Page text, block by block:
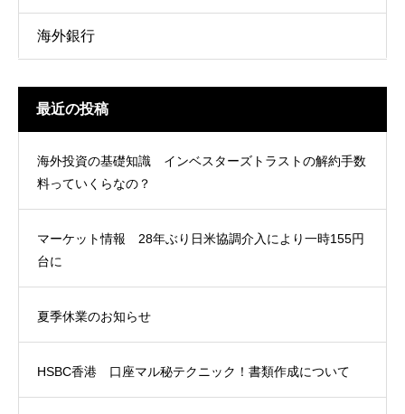
海外銀行
最近の投稿
海外投資の基礎知識 インベスターズトラストの解約手数
料っていくらなの？
マーケット情報 28年ぶり日米協調介入により一時155円
台に
夏季休業のお知らせ
HSBC香港 口座マル秘テクニック！書類作成について